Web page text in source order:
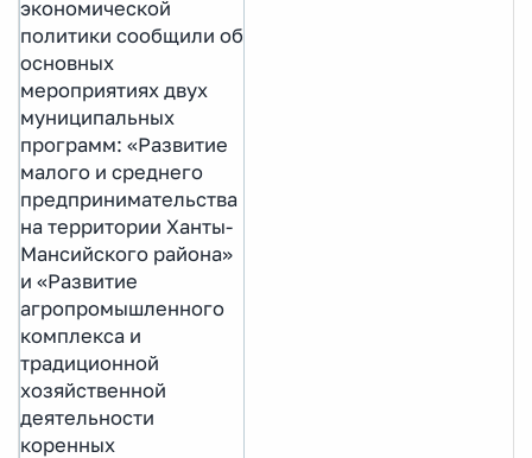
экономической
политики сообщили об
основных
мероприятиях двух
муниципальных
программ: «Развитие
малого и среднего
предпринимательства
на территории Ханты-
Мансийского района»
и «Развитие
агропромышленного
комплекса и
традиционной
хозяйственной
деятельности
коренных